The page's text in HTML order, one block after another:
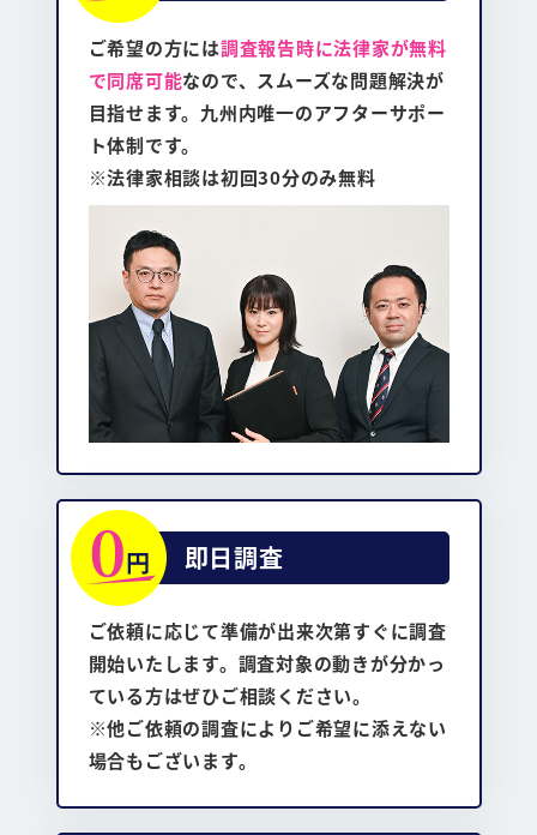
ご希望の方には調査報告時に法律家が無料
で同席可能なので、スムーズな問題解決が
目指せます。九州内唯一のアフターサポー
ト体制です。
※法律家相談は初回30分のみ無料
即日調査
ご依頼に応じて準備が出来次第すぐに調査
開始いたします。調査対象の動きが分かっ
ている方はぜひご相談ください。
※他ご依頼の調査によりご希望に添えない
場合もございます。